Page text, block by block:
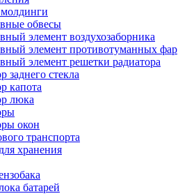
обвесы
элемент воздухозаборника
элемент противотуманных фар
элемент решетки радиатора
заднего стекла
капота
люка
окон
транспорта
хранения
батарей